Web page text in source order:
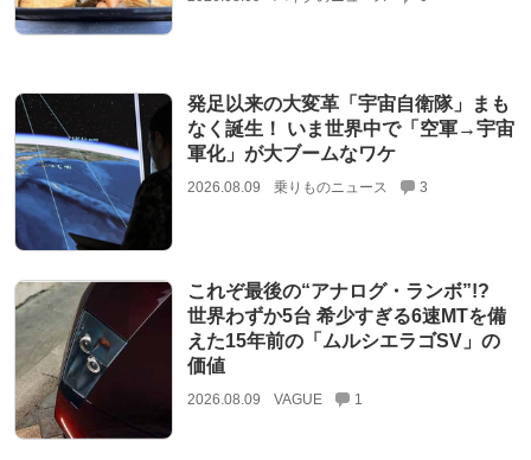
発足以来の大変革「宇宙自衛隊」まも
なく誕生！ いま世界中で「空軍→宇宙
軍化」が大ブームなワケ
2026.08.09 乗りものニュース 3
これぞ最後の“アナログ・ランボ”!?
世界わずか5台 希少すぎる6速MTを備
えた15年前の「ムルシエラゴSV」の
価値
2026.08.09 VAGUE 1